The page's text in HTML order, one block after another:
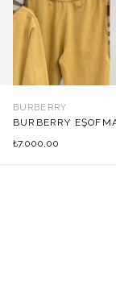
BURBERRY
BURBERRY
₺7.000,00